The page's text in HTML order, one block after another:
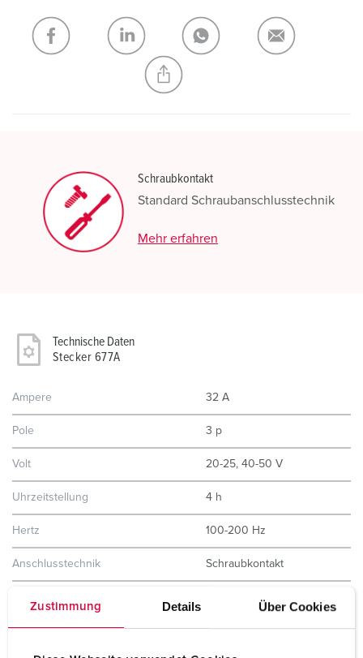
Zustimmung Details Über Cookies
Schraubkontakt
Standard Schraubanschlusstechnik
Mehr erfahren
Technische Daten
Stecker 677A
Ampere 32 A
Pole 3 p
Volt 20-25, 40-50 V
Uhrzeitstellung 4 h
Hertz 100-200 Hz
Anschlusstechnik Schraubkontakt
Schutzart IP44